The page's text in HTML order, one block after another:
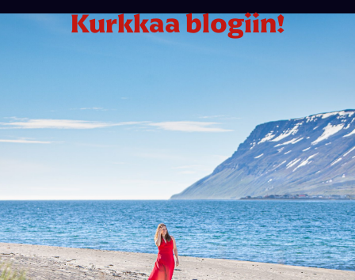
Kurkkaa blogiin!